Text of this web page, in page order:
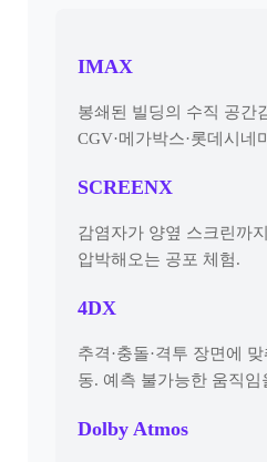
IMAX
봉쇄된 빌딩의 수직 공간
CGV·메가박스·롯데시네
SCREENX
감염자가 양옆 스크린까
압박해오는 공포 체험.
4DX
추격·충돌·격투 장면에
동. 예측 불가능한 움직임
Dolby Atmos